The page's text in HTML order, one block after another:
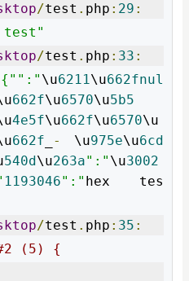
/test . php : 29 :
test"
/test . php : 33 :
\u6211\u662fnul
662f\u6570\u5b5
4e5f\u662f\u6570\u
662f - \u975e\u6cd
540d\u263a":" \u3002
1193046":" hex tes
/test . php : 35 :
(5) {